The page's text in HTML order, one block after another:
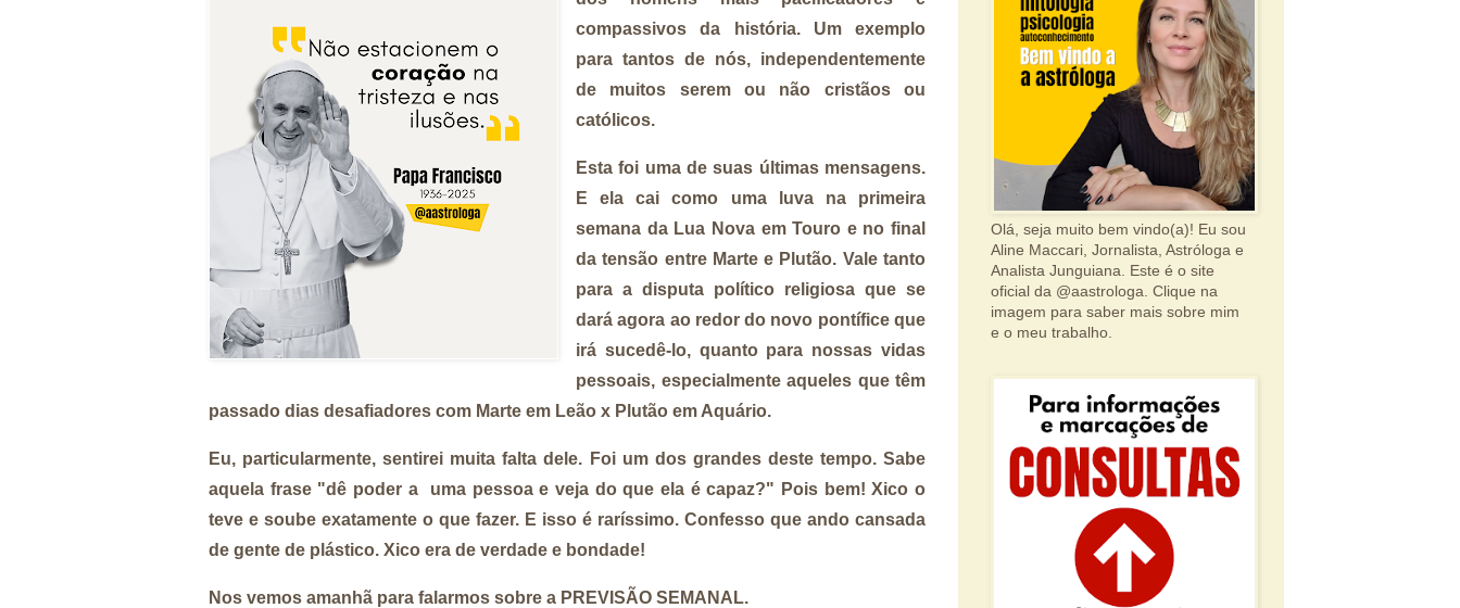
compassivos da história. Um exemplo
para tantos de nós, independentemente
de muitos serem ou não cristãos ou
católicos.
Esta foi uma de suas últimas mensagens.
E ela cai como uma luva na primeira
semana da Lua Nova em Touro e no final
da tensão entre Marte e Plutão. Vale tanto
para a disputa político religiosa que se
dará agora ao redor do novo pontífice que
irá sucedê-lo, quanto para nossas vidas
pessoais, especialmente aqueles que têm
passado dias desafiadores com Marte em Leão x Plutão em Aquário.
Eu, particularmente, sentirei muita falta dele. Foi um dos grandes deste tempo. Sabe
aquela frase "dê poder a uma pessoa e veja do que ela é capaz?" Pois bem! Xico o
teve e soube exatamente o que fazer. E isso é raríssimo. Confesso que ando cansada
de gente de plástico. Xico era de verdade e bondade!
Nos vemos amanhã para falarmos sobre a PREVISÃO SEMANAL.
Olá, seja muito bem vindo(a)! Eu sou
Aline Maccari, Jornalista, Astróloga e
Analista Junguiana. Este é o site
oficial da @aastrologa. Clique na
imagem para saber mais sobre mim
e o meu trabalho.